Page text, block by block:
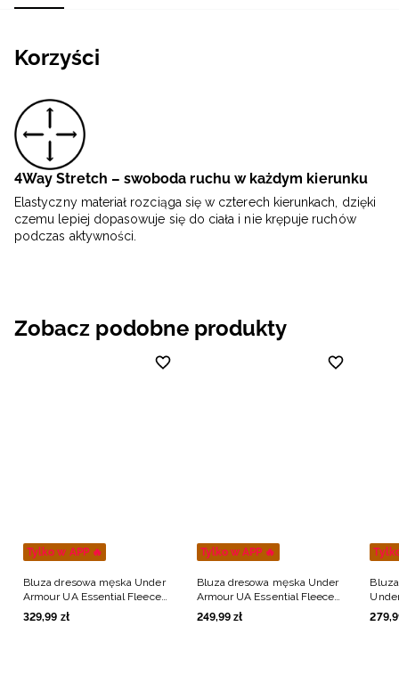
Korzyści
4Way Stretch – swoboda ruchu w każdym kierunku
Elastyczny materiał rozciąga się w czterech kierunkach, dzięki
czemu lepiej dopasowuje się do ciała i nie krępuje ruchów
podczas aktywności.
Zobacz podobne produkty
Tylko w APP 🔥
Bluza dresowa męska Under
Armour UA Essential Fleece
Fz Hood - czarna
329,99 zł
Tylko w APP 🔥
Bluza dresowa męska Under
Armour UA Essential Fleece
Crew - czarna
249,99 zł
1/4
279,